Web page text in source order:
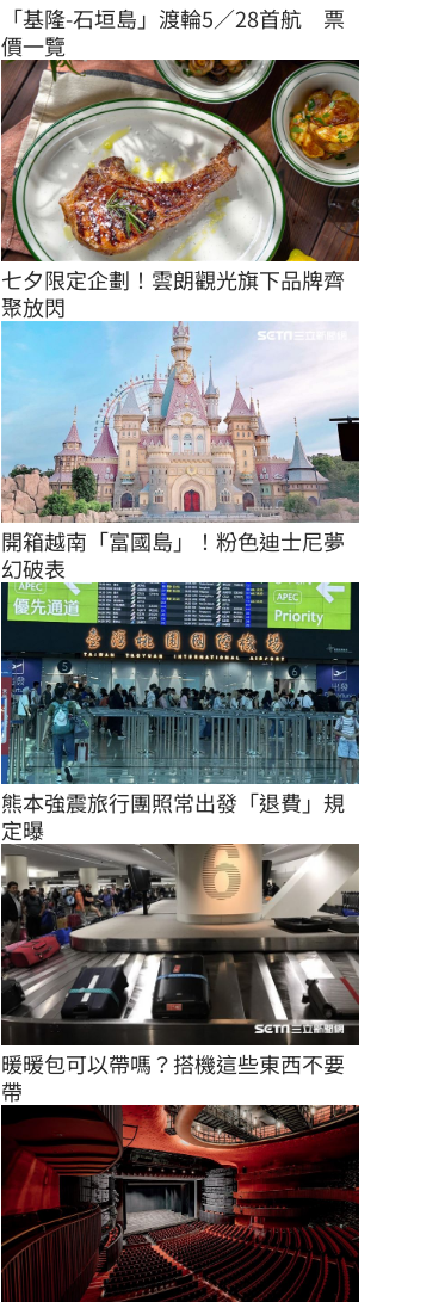
「基隆-石垣島」渡輪5／28首航　票
價一覽
七夕限定企劃！雲朗觀光旗下品牌齊
聚放閃
開箱越南「富國島」！粉色迪士尼夢
幻破表
熊本強震旅行團照常出發「退費」規
定曝
暖暖包可以帶嗎？搭機這些東西不要
帶